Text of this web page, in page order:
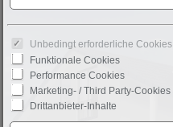
Unbedingt erforderliche Cookies
Funktionale Cookies
Performance Cookies
Marketing- / Third Party-Cookies
Drittanbieter-Inhalte